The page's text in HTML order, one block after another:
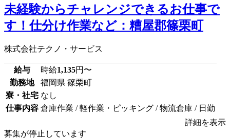
未経験からチャレンジできるお仕事で
す！仕分け作業など：糟屋郡篠栗町
株式会社テクノ・サービス
給与 時給1,135円〜
勤務地
福岡県 篠栗町
寮・社宅 なし
仕事内容 倉庫作業 / 軽作業・ピッキング / 物流倉庫 / 日勤
詳細を表示
募集が停止しています